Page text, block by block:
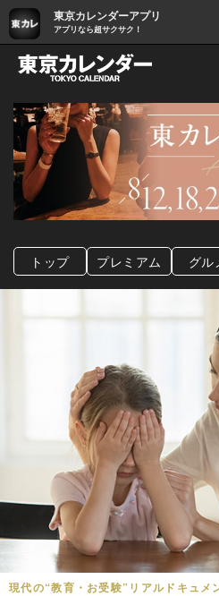
東京カレンダーアプリ
アプリなら超サクサク！
グルメ情
トップ プレミアム グル
現代の“教育・お受験”リアルドキュメ